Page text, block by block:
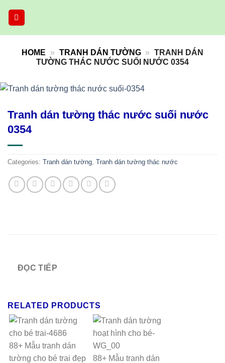
HOME » TRANH DÁN TƯỜNG » TRANH DÁN
TƯỜNG THÁC NƯỚC SUỐI NƯỚC 0354
Tranh dán tường thác nước suối nước
0354
Categories: Tranh dán tường, Tranh dán tường thác nước
ĐỌC TIẾP
RELATED PRODUCTS
88+ Mẫu tranh dán
tường cho bé trai đẹp
88+ Mẫu tranh dán